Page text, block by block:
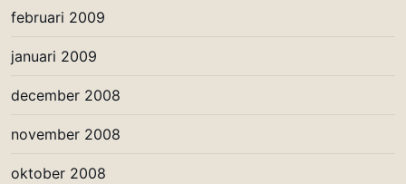
februari 2009
januari 2009
december 2008
november 2008
oktober 2008